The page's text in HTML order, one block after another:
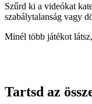
Szűrd ki a videókat
szabálytalanság vagy
Minél több játékot
Tartsd az